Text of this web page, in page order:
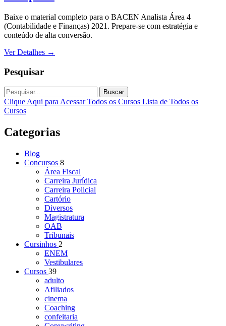
Baixe o material completo para o BACEN Analista Área 4
(Contabilidade e Finanças) 2021. Prepare-se com estratégia e
conteúdo de alta conversão.
Ver Detalhes →
Pesquisar
Buscar
Clique Aqui para Acessar Todos os Cursos Lista de Todos os
Cursos
Categorias
Blog
Concursos 8
Área Fiscal
Carreira Jurídica
Carreira Policial
Cartório
Diversos
Magistratura
OAB
Tribunais
Cursinhos 2
ENEM
Vestibulares
Cursos 39
adulto
Afiliados
cinema
Coaching
confeitaria